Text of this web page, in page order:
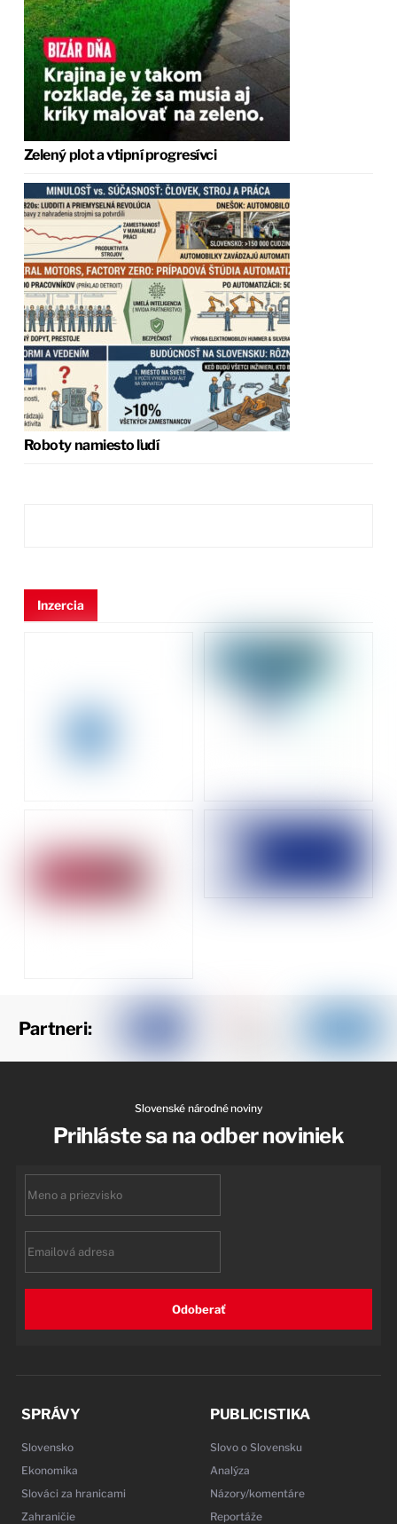
Zelený plot a vtipní progresívci
Roboty namiesto ľudí
Inzercia
Partneri:
Slovenské národné noviny
Prihláste sa na odber noviniek
Odoberať
SPRÁVY
Slovensko
Ekonomika
Slováci za hranicami
Zahraničie
PUBLICISTIKA
Slovo o Slovensku
Analýza
Názory/komentáre
Reportáže